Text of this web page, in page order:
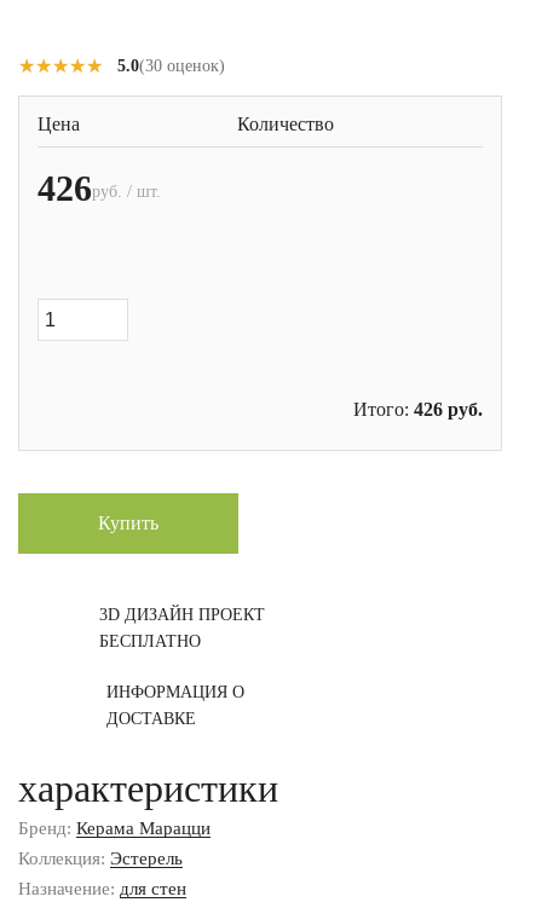
★★★★★
★★★★★ 5.0(30 оценок)
Цена Количество
426руб. / шт.
Итого: 426 руб.
Купить
3D ДИЗАЙН ПРОЕКТ
БЕСПЛАТНО
ИНФОРМАЦИЯ О
ДОСТАВКЕ
характеристики
Бренд: Керама Марацци
Коллекция: Эстерель
Назначение: для стен